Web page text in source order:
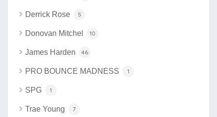
Derrick Rose 5
Donovan Mitchel 10
James Harden 46
PRO BOUNCE MADNESS 1
SPG 1
Trae Young 7